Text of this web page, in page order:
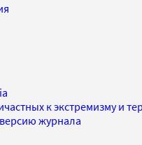
к экстремизму и
журнала